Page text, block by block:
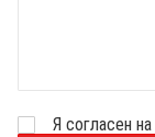
Я согласен на